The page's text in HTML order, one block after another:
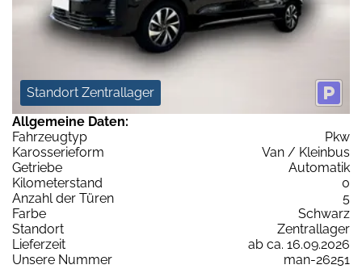
Standort Zentrallager
Allgemeine Daten:
Fahrzeugtyp
Pkw
Karosserieform
Van / Kleinbus
Getriebe
Automatik
Kilometerstand
0
Anzahl der Türen
5
Farbe
Schwarz
Standort
Zentrallager
Lieferzeit
ab ca. 16.09.2026
Unsere Nummer
man-26251